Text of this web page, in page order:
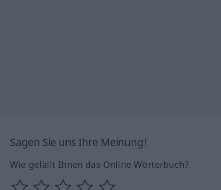
Sagen Sie uns Ihre Meinung!
Wie gefällt Ihnen das Online Wörterbuch?